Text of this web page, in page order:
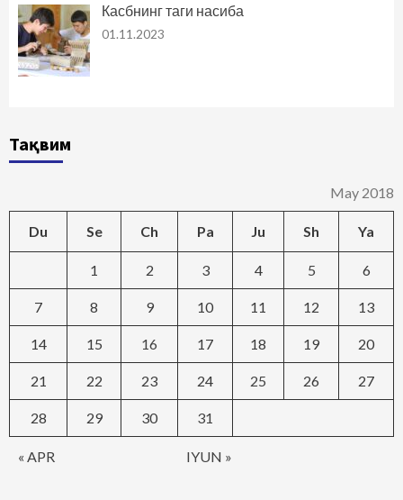
Касбнинг таги насиба
01.11.2023
Тақвим
May 2018
Du Se Ch Pa Ju Sh Ya
« APR IYUN »
1 2 3 4 5 6
7 8 9 10 11 12 13
14 15 16 17 18 19 20
21 22 23 24 25 26 27
28 29 30 31